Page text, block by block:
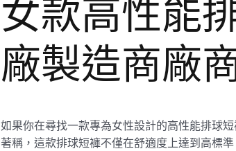
女款高性能
廠製造商廠
如果你在尋找一款專為女性設計的高性能排球
著稱，這款排球短褲不僅在舒適度上達到高標